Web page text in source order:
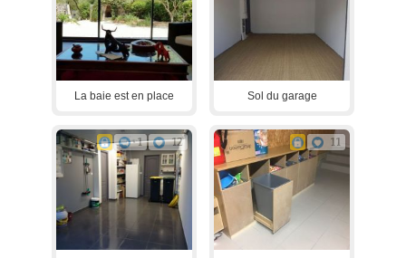
La baie est en place Sol du garage
1 12 11